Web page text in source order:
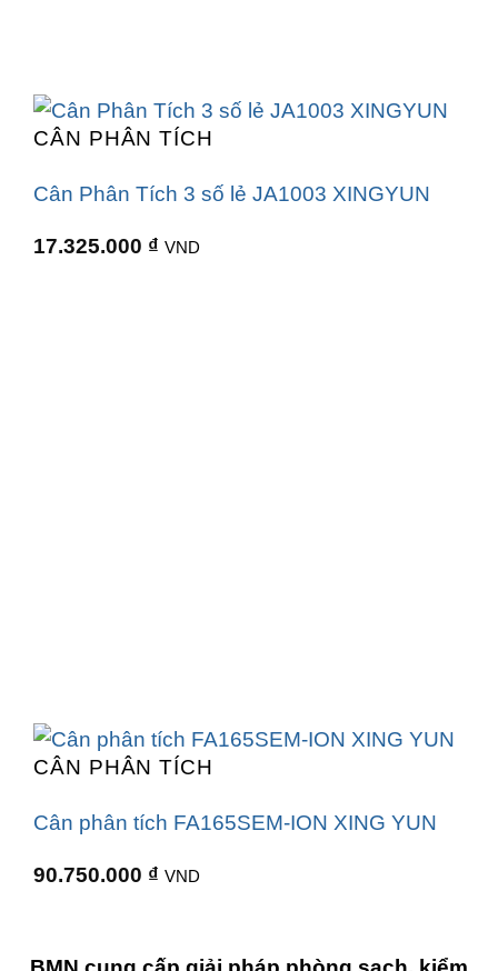
CÂN PHÂN TÍCH
Cân Phân Tích 3 số lẻ JA1003 XINGYUN
17.325.000 ₫ VND
CÂN PHÂN TÍCH
Cân phân tích FA165SEM-ION XING YUN
90.750.000 ₫ VND